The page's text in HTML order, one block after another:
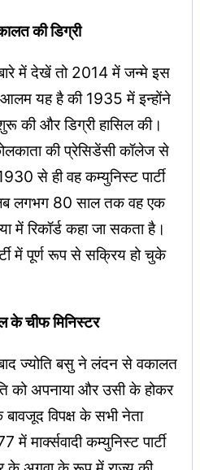
की डिग्री
में देखें तो 2014 में जन्मे इस
यह है की 1935 में इन्होंने
की और डिग्री हासिल की।
की प्रेसिडेंसी कॉलेज से
से ही वह कम्युनिस्ट पार्टी
लगभग 80 साल तक वह एक
में रिकॉर्ड कहा जा सकता है।
में पूर्ण रूप से सक्रिय हो चुके
के चीफ मिनिस्टर
ज्योति बसु ने लंदन से वकालत
को अपनाया और उसी के होकर
विपक्ष के सभी नेता
मार्क्‍सवादी कम्युनिस्ट पार्टी